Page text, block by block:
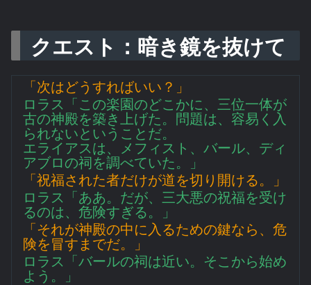
クエスト：暗き鏡を抜けて
「次はどうすればいい？」
ロラス「この楽園のどこかに、三位一体が
古の神殿を築き上げた。問題は、容易く入
られないということだ。
エライアスは、メフィスト、バール、ディ
アブロの祠を調べていた。」
「祝福された者だけが道を切り開ける。」
ロラス「ああ。だが、三大悪の祝福を受け
るのは、危険すぎる。」
「それが神殿の中に入るための鍵なら、危
険を冒すまでだ。」
ロラス「バールの祠は近い。そこから始め
よう。」